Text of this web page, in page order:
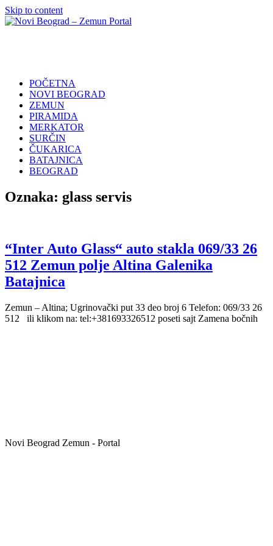
Skip to content
Portal
POČETNA
NOVI BEOGRAD
ZEMUN
PIRAMIDA
MERKATOR
SURČIN
ČUKARICA
BATAJNICA
BEOGRAD
Oznaka: glass servis
“Inter Auto Glass“ auto stakla 069/33 26
512 Zemun polje Altina Galenika
Batajnica
Zemun – Altina; Ugrinovački put 33 deo broj 6 Telefon: 069/33 26
512 ili klikom na: tel:+381693326512 poseti sajt Zamena bočnih
Novi Beograd Zemun - Portal